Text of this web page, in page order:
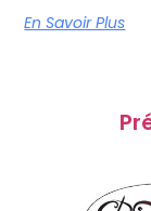
En Savoir Plus